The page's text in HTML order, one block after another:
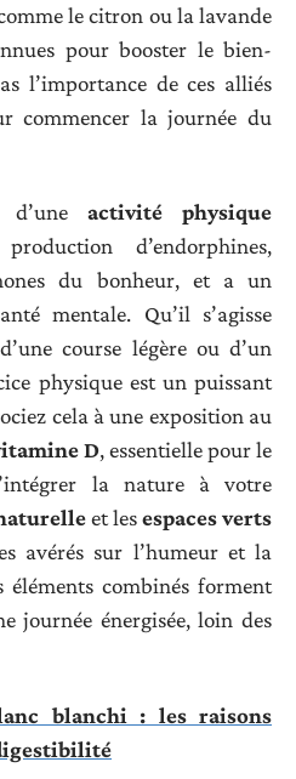
le citron ou la lavande
pour booster le bien-
l’importance de ces alliés
commencer la journée du
d’uneactivité physique
d’endorphines,
du bonheur, et a un
mentale. Qu’il s’agisse
course légère ou d’un
physique est un puissant
cela à une exposition au
D, essentielle pour le
la nature à votre
et lesespaces verts
avérés sur l’humeur et la
éléments combinés forment
journée énergisée, loin des
blanchi : les raisons